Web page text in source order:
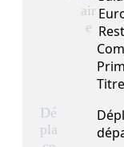
air
e
Dé
pla